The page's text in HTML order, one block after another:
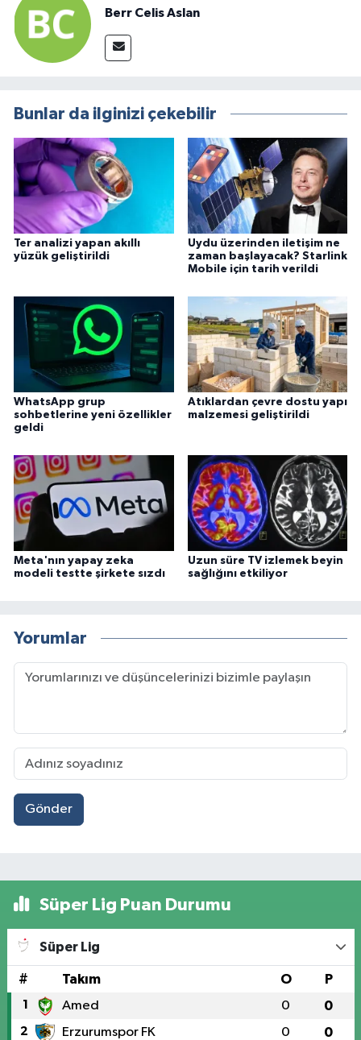
Berr Celis Aslan
Bunlar da ilginizi çekebilir
Ter analizi yapan akıllı
yüzük geliştirildi
Uydu üzerinden iletişim ne
zaman başlayacak? Starlink
Mobile için tarih verildi
WhatsApp grup
sohbetlerine yeni özellikler
geldi
Atıklardan çevre dostu yapı
malzemesi geliştirildi
Meta'nın yapay zeka
modeli testte şirkete sızdı
Uzun süre TV izlemek beyin
sağlığını etkiliyor
Yorumlar
Gönder
Süper Lig Puan Durumu
Süper Lig
# Takım O P
1 Amed 0 0
2 Erzurumspor FK 0 0